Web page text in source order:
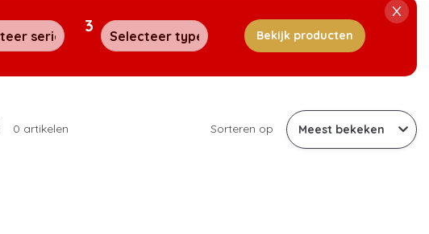
3 Bekijk producten
0 artikelen Sorteren op